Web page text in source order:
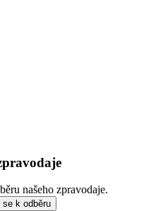
našeho zpravodaje.
se k odběru